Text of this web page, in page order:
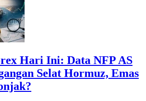
Hari Ini: Data NFP AS
Selat Hormuz, Emas